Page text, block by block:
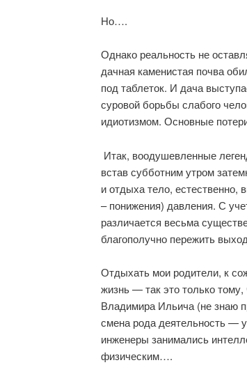
Но….
Однако реальность не
дачная каменистая почва
под таблеток. И дача
суровой борьбы слабого
идиотизмом. Основные
Итак, воодушевленные
встав субботним утром
и отдыха тело,
– понижения) давления. С
различается весьма
благополучно пережить
Отдыхать мои родители, к
жизнь — так это только
Владимира Ильича (не знаю
смена рода деятельность
инженеры занимались
физическим….